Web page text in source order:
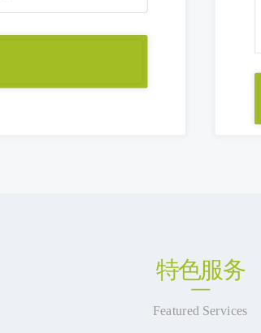
特色服务
Featured Services